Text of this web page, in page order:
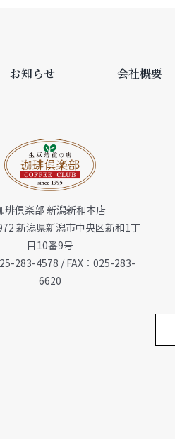
お知らせ 会社概要
琲倶楽部 新潟新和本店
新潟県新潟市中央区新和1丁
目10番9号
283-4578 / FAX：025-283-
6620